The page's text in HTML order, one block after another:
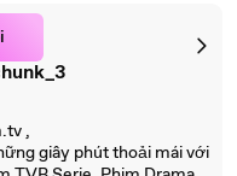
,
giây phút thoải mái với